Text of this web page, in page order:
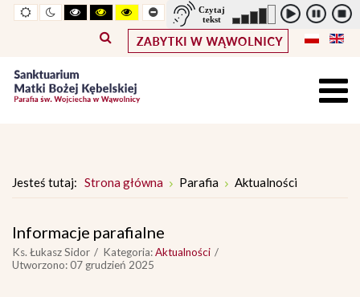
Widok
standardowy
Widok
nocny
Wysoki
kontrast
tryb
czarno
Wysoki
kontrast
tryb
czarno
Wysoki
kontrast
tryb
żółto
-
Pomniejszony
rozmiar
czcionki
Powiększony
rozmiar
czcionki
Zwiększ
odstępy
pomiędzy
literami
Standarowy
rozmiar
czcionki
Jesteś tutaj: Strona główna Parafia Aktualności
Informacje parafialne
Ks. Łukasz Sidor Kategoria:Aktualności
Utworzono: 07 grudzień 2025